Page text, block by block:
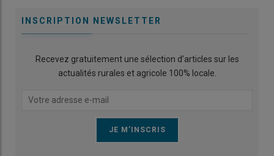
INSCRIPTION NEWSLETTER
Recevez gratuitement une sélection d’articles sur les
actualités rurales et agricole 100% locale.